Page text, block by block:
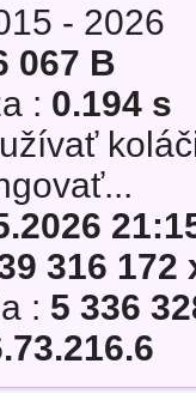
- 2026
067 B
: 0.194 s
316 172
: 5 336